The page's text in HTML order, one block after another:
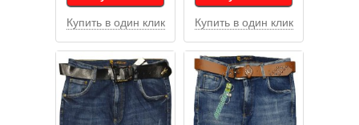
Купить
Купить в один клик
Купить
Купить в один клик